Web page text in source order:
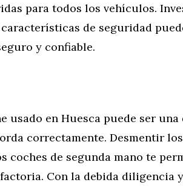
para todos los vehículos.
de seguridad
y confiable.
usado en Huesca puede ser
correctamente. Desmentir
coches de segunda mano te
Con la debida diligencia